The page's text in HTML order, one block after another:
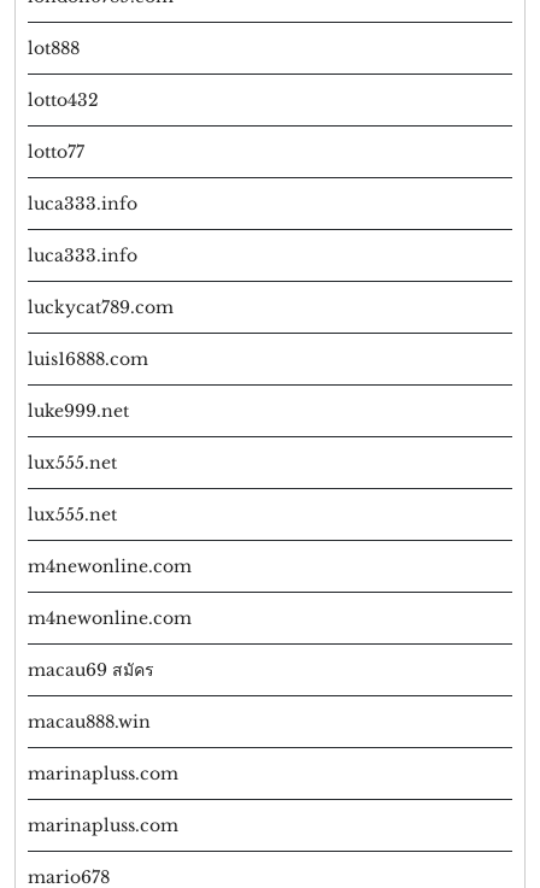
lot888
lotto432
lotto77
luca333.info
luca333.info
luckycat789.com
luis16888.com
luke999.net
lux555.net
lux555.net
m4newonline.com
m4newonline.com
macau69 สมัคร
macau888.win
marinapluss.com
marinapluss.com
mario678